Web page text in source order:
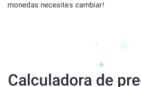
monedas necesites cambiar!
Calculadora de